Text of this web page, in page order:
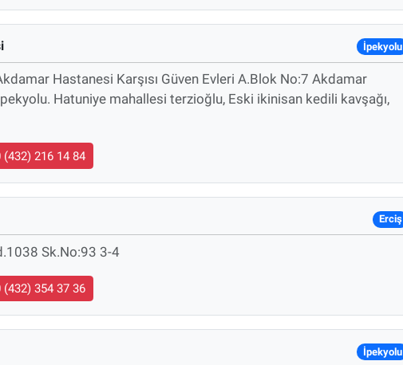
İpekyolu
Hastanesi Karşısı Güven Evleri A.Blok No:7 Akdamar
Hatuniye mahallesi terzioğlu, Eski ikinisan kedili kavşağı,
(432) 216 14 84
Erciş
Sk.No:93 3-4
(432) 354 37 36
İpekyolu